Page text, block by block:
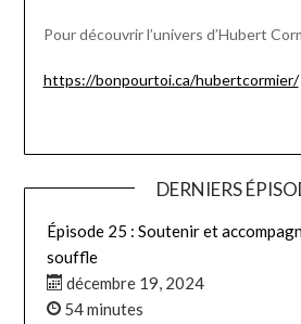
Pour découvrir l’univers d’Hubert
https://bonpourtoi.ca/hubertcormier/
DERNIERS
Épisode 25 : Soutenir et
souffle
décembre 19, 2024
54 minutes